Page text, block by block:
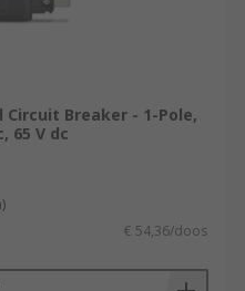
Circuit Breaker - 1-Pole,
65 V dc
€ 54,36/doos